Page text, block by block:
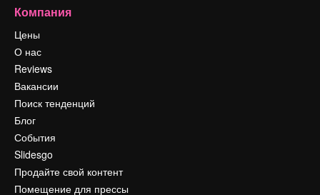
Компания
Цены
О нас
Reviews
Вакансии
Поиск тенденций
Блог
События
Slidesgo
Продайте свой контент
Помещение для прессы